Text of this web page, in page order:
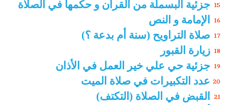
15 جزئية البسملة من القرآن و حكمها في الصلاة
16 الإمامة و النص
17 صلاة التراويح (سنة أم بدعة ؟)
18 زيارة القبور
19 جزئية حي علي خير العمل في الأذان
20 عدد التكبيرات في صلاة الميت
21 القبض في الصلاة (التكتف)